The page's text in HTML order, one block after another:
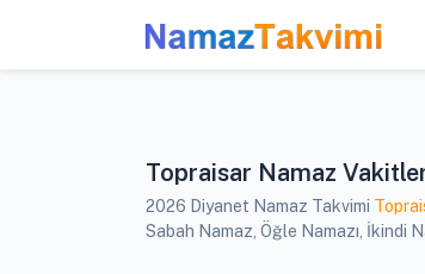
Topraisar Namaz
2026 Diyanet Namaz Takvimi
Sabah Namaz, Öğle Namazı, İkindi